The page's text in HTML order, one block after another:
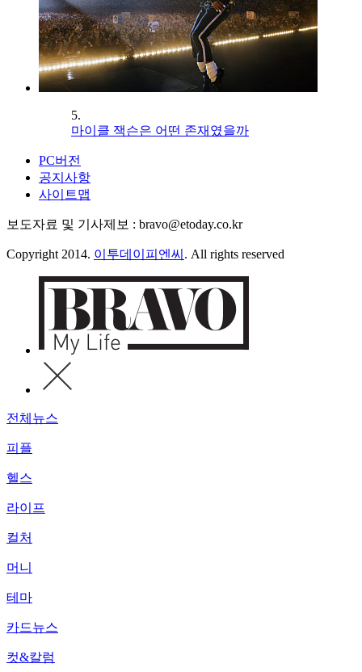
5.
마이클 잭슨은 어떤 존재였을까
PC버전
공지사항
사이트맵
보도자료 및 기사제보 : bravo@etoday.co.kr
Copyright 2014. 이투데이피엔씨 . All rights reserved
전체뉴스
피플
헬스
라이프
컬처
머니
테마
카드뉴스
컷&칼럼